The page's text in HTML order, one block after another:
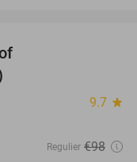
9.7 star
Regulier €98